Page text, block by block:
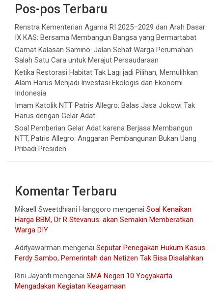
Pos-pos Terbaru
Renstra Kementerian Agama RI 2025–2029 dan Arah Dasar
IX KAS: Bersama Membangun Bangsa yang Bermartabat
Camat Kalasan Samino: Jalan Sehat Warga Perumahan
Salah Satu Cara untuk Merajut Persaudaraan
Ketika Restorasi Habitat Tak Lagi jadi Pilihan, Memulihkan
Alam Harus Menjadi Investasi Ekologis dan Ekonomi
Indonesia
Imam Katolik NTT Patris Allegro: Balas Jasa Jokowi Tak
Harus dengan Gelar Adat
Soal Pemberian Gelar Adat karena Berjasa Membangun
NTT, Patris Allegro: Anggaran Pembangunan Bukan Uang
Pribadi Presiden
Komentar Terbaru
Mikaell Sweetdhiani Hanggoro mengenai Soal Kenaikan
Harga BBM, Dr R Stevanus: akan Semakin Memberatkan
Warga DIY
Adityawarman mengenai Seputar Penegakan Hukum Kasus
Ferdy Sambo, Pemerintah dan Netizen Tak Bisa Disalahkan
Rini Jayanti mengenai SMA Negeri 10 Yogyakarta
Mengadakan Kegiatan Keagamaan